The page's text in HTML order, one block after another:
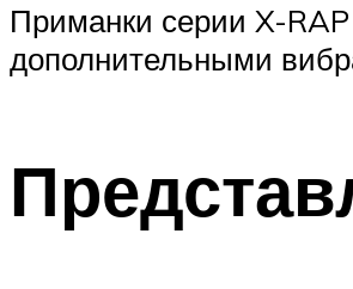
Приманки серии X-
дополнительными